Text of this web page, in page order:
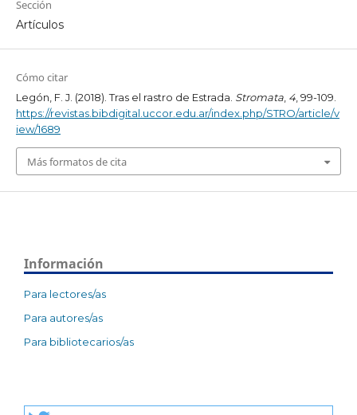
Sección
Artículos
Cómo citar
Legón, F. J. (2018). Tras el rastro de Estrada. Stromata, 4, 99-109.
https://revistas.bibdigital.uccor.edu.ar/index.php/STRO/article/v
iew/1689
Más formatos de cita
Información
Para lectores/as
Para autores/as
Para bibliotecarios/as